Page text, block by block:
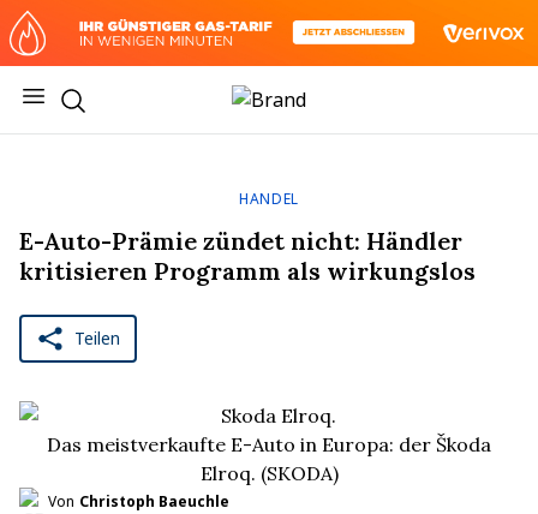
Open main menu Return to homepage
HANDEL
E-Auto-Prämie zündet nicht: Händler
kritisieren Programm als wirkungslos
Teilen
Das meistverkaufte E-Auto in Europa: der Škoda
Elroq. (SKODA)
Von Christoph Baeuchle